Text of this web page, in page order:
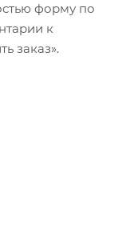
форму по
к
заказ».